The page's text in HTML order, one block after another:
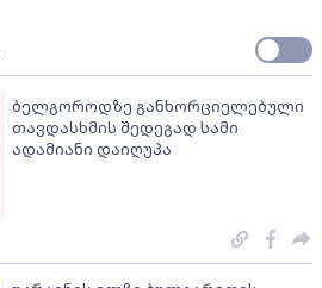
ბელგოროდზე განხორციელებული
თავდასხმის შედეგად სამი
ადამიანი დაიღუპა